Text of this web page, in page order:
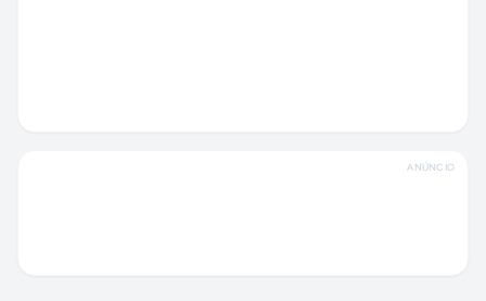
ANÚNCIO